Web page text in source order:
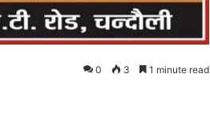
0 3 1 minute read